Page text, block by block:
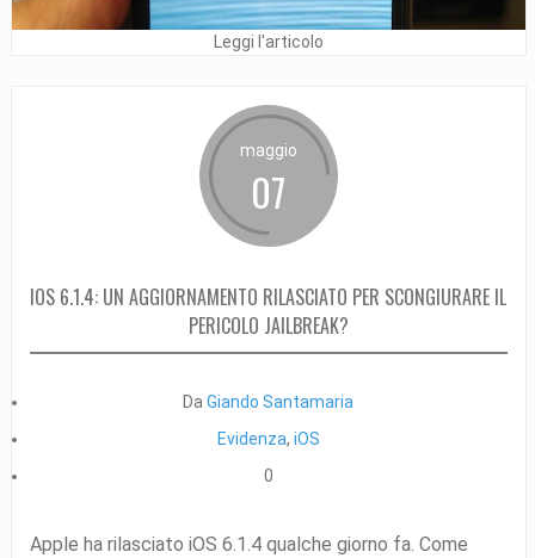
Leggi l'articolo
maggio
07
IOS 6.1.4: UN AGGIORNAMENTO RILASCIATO PER SCONGIURARE IL
PERICOLO JAILBREAK?
DaGiando Santamaria
Evidenza, iOS
0
Apple ha rilasciato iOS 6.1.4 qualche giorno fa. Come